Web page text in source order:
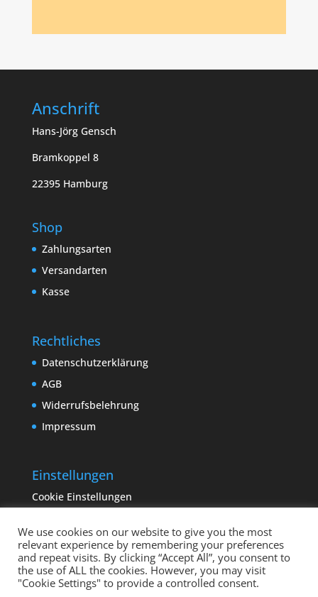
Anschrift
Hans-Jörg Gensch
Bramkoppel 8
22395 Hamburg
Shop
Zahlungsarten
Versandarten
Kasse
Rechtliches
Datenschutzerklärung
AGB
Widerrufsbelehrung
Impressum
Einstellungen
Cookie Einstellungen
We use cookies on our website to give you the most
relevant experience by remembering your preferences
and repeat visits. By clicking “Accept All”, you consent to
the use of ALL the cookies. However, you may visit
"Cookie Settings" to provide a controlled consent.